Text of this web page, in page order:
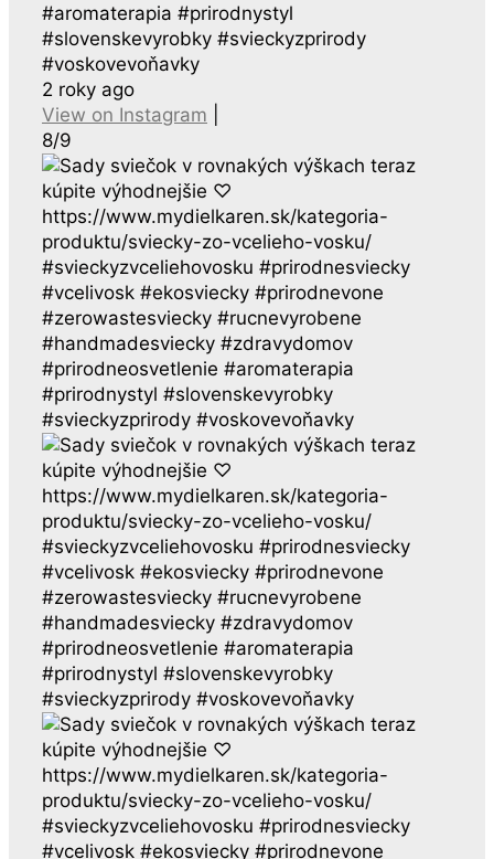
#aromaterapia #prirodnystyl
#slovenskevyrobky #svieckyzprirody
#voskovevoňavky
2 roky ago
View on Instagram
8/9